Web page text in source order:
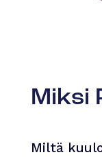
Miksi
Miltä